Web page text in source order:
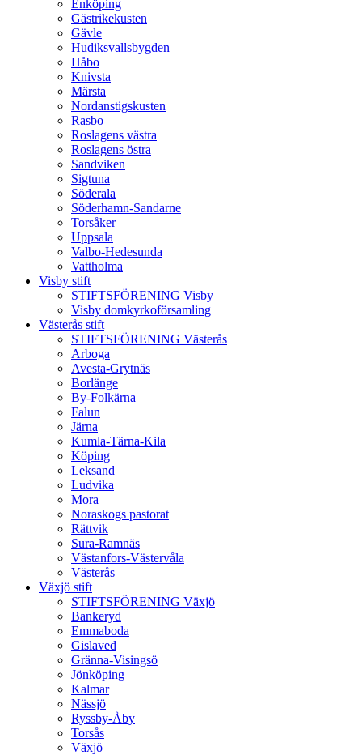
Enköping
Gästrikekusten
Gävle
Hudiksvallsbygden
Håbo
Knivsta
Märsta
Nordanstigskusten
Rasbo
Roslagens västra
Roslagens östra
Sandviken
Sigtuna
Söderala
Söderhamn-Sandarne
Torsåker
Uppsala
Valbo-Hedesunda
Vattholma
Visby stift
STIFTSFÖRENING Visby
Visby domkyrkoförsamling
Västerås stift
STIFTSFÖRENING Västerås
Arboga
Avesta-Grytnäs
Borlänge
By-Folkärna
Falun
Järna
Kumla-Tärna-Kila
Köping
Leksand
Ludvika
Mora
Noraskogs pastorat
Rättvik
Sura-Ramnäs
Västanfors-Västervåla
Västerås
Växjö stift
STIFTSFÖRENING Växjö
Bankeryd
Emmaboda
Gislaved
Gränna-Visingsö
Jönköping
Kalmar
Nässjö
Ryssby-Åby
Torsås
Växjö